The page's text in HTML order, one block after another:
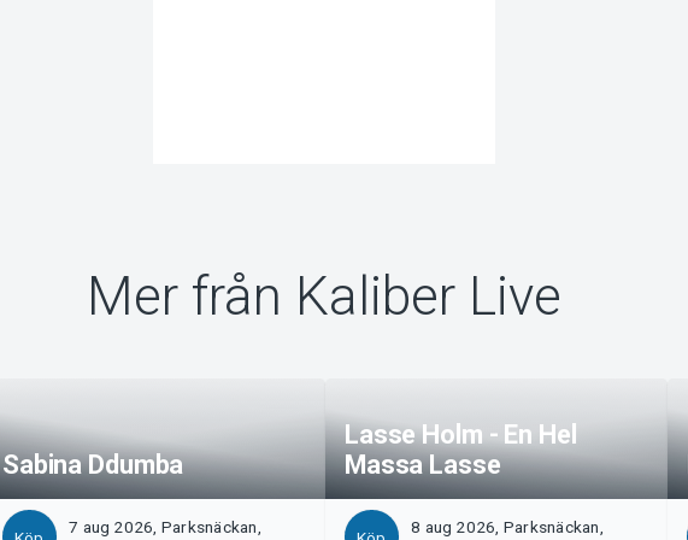
Mer från Kaliber Live
Sabina Ddumba
7 aug 2026, Parksnäckan,
Lasse Holm - En Hel
Massa Lasse
8 aug 2026, Parksnäckan,